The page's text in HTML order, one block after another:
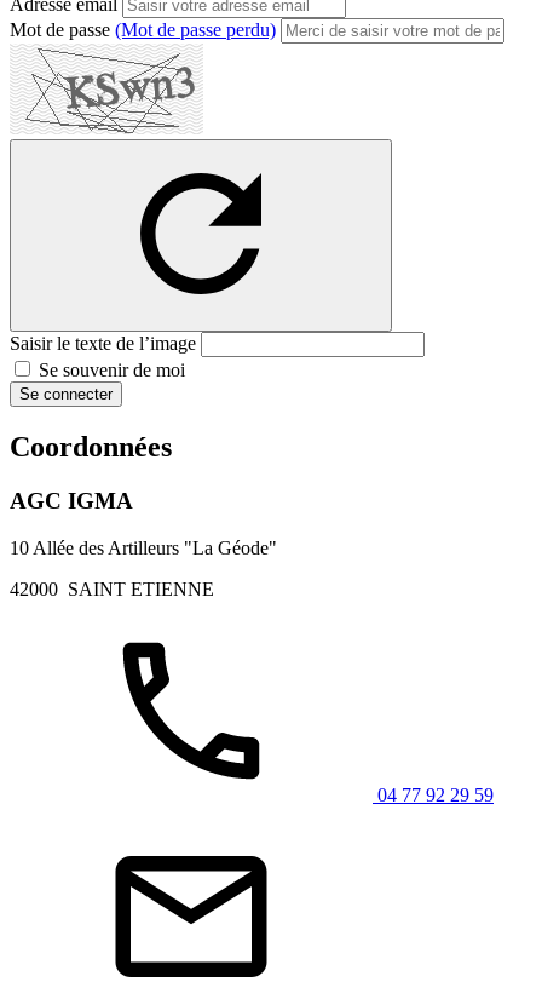
Adresse email
Mot de passe (Mot de passe perdu)
Saisir le texte de l’image
Se souvenir de moi
Se connecter
Coordonnées
AGC IGMA
10 Allée des Artilleurs "La Géode"
42000 SAINT ETIENNE
04 77 92 29 59